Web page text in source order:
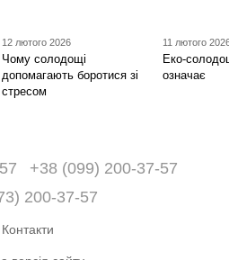
12 лютого 2026
Чому солодощі
допомагають боротися зі
стресом
11 лютого
Еко-
означає
+38 (099) 200-37-57
200-37-57
Контакти